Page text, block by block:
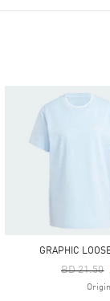
Price Reduced From
BD 21.50
To